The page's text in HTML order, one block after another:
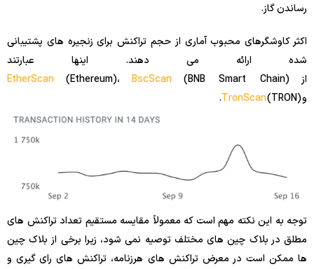
رساندن گاز.
اکثر کاوشگرهای محبوب آماری از حجم تراکنش برای زنجیره های پشتیبانی
شده ارائه می دهند. اینها عبارتند
از
EtherScan (Ethereum)، BscScan(BNB Smart Chain)
و
TronScan(TRON).
توجه به این نکته مهم است که معمولاً مقایسه مستقیم تعداد تراکنش های
مطلق در بلاک چین های مختلف توصیه نمی شود، زیرا برخی از بلاک چین
ها ممکن است در معرض تراکنش های هرزنامه، تراکنش های رای گیری و